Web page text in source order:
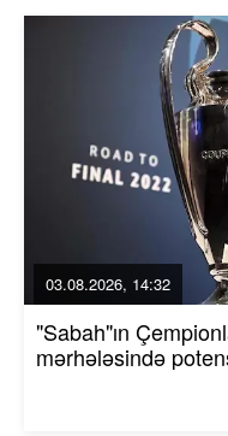
03.08.2026, 14:32
"Sabah"ın
mərhələsində